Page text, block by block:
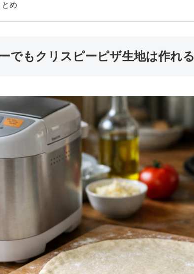
とめ
でもクリスピーピザ生地は作れる